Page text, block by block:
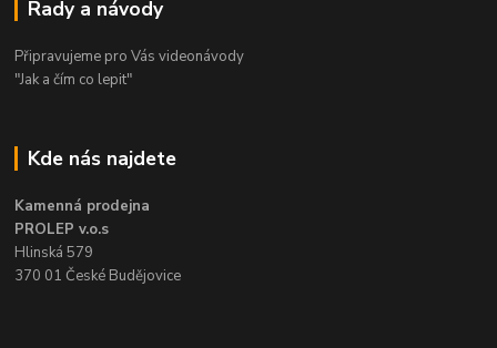
Rady a návody
Připravujeme pro Vás videonávody
"Jak a čím co lepit"
Kde nás najdete
Kamenná prodejna
PROLEP v.o.s
Hlinská 579
370 01 České Budějovice